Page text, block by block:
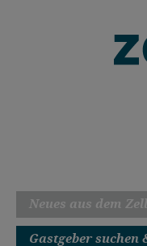
Neues aus dem
Gastgeber suchen